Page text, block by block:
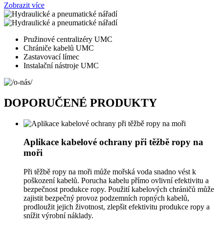
Zobrazit více
Pružinové centralizéry UMC
Chrániče kabelů UMC
Zastavovací límec
Instalační nástroje UMC
DOPORUČENÉ PRODUKTY
Aplikace kabelové ochrany při těžbě ropy na
moři
Při těžbě ropy na moři může mořská voda snadno vést k
poškození kabelů. Porucha kabelu přímo ovlivní efektivitu a
bezpečnost produkce ropy. Použití kabelových chráničů může
zajistit bezpečný provoz podzemních ropných kabelů,
prodloužit jejich životnost, zlepšit efektivitu produkce ropy a
snížit výrobní náklady.